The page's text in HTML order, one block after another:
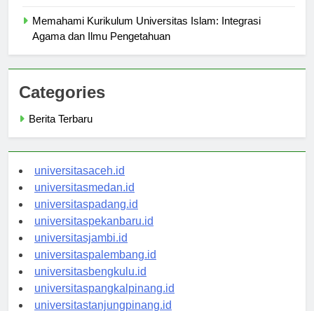
Memahami Kurikulum Universitas Islam: Integrasi
Categories
universitasaceh.id
universitasmedan.id
universitaspadang.id
universitaspekanbaru.id
universitasjambi.id
universitaspalembang.id
universitasbengkulu.id
universitaspangkalpinang.id